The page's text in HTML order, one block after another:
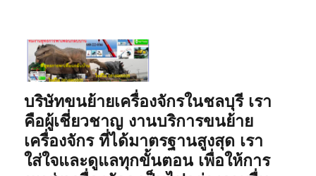
บริษัทขนย้ายเครื่องจักรในชลบุรี เรา
คือผู้เชี่ยวชาญ งานบริการขนย้าย
เครื่องจักร ที่ได้มาตรฐานสูงสุด เรา
ใส่ใจและดูแลทุกขั้นตอน เพื่อให้การ